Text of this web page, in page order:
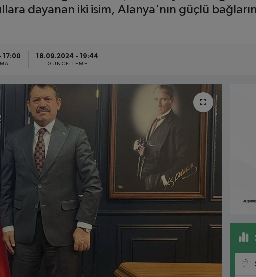
dayanan iki isim, Alanya'nın güçlü
17:00 18.09.2024 - 19:44
GÜNCELLEME